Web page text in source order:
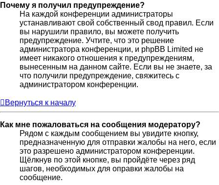
Почему я получил предупреждение?
На каждой конференции администраторы
устанавливают свой собственный свод правил. Если
вы нарушили правило, вы можете получить
предупреждение. Учтите, что это решение
администратора конференции, и phpBB Limited не
имеет никакого отношения к предупреждениям,
вынесенным на данном сайте. Если вы не знаете, за
что получили предупреждение, свяжитесь с
администратором конференции.
Вернуться к началу
Как мне пожаловаться на сообщения модератору?
Рядом с каждым сообщением вы увидите кнопку,
предназначенную для отправки жалобы на него, если
это разрешено администратором конференции.
Щёлкнув по этой кнопке, вы пройдёте через ряд
шагов, необходимых для оправки жалобы на
сообщение.